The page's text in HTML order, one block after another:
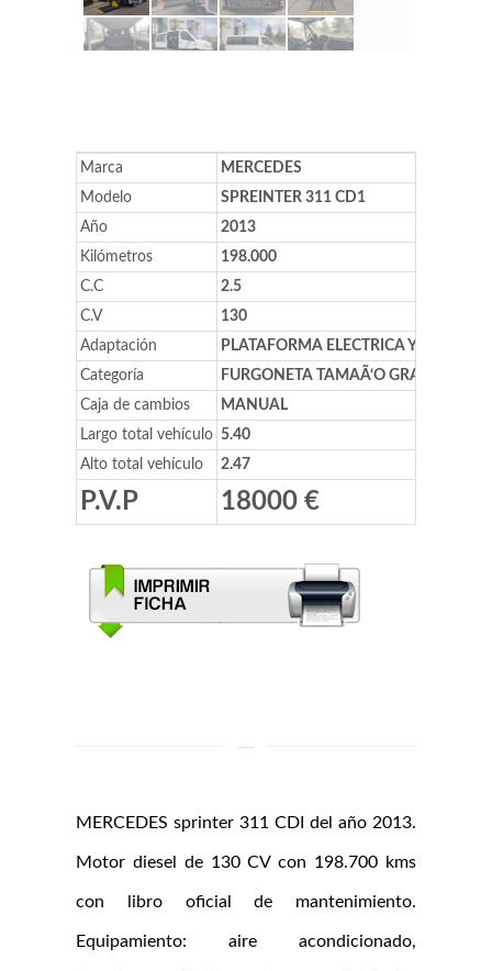
Marca
MERCEDES
Modelo
SPREINTER 311 CD1
Año
2013
Kilómetros
198.000
C.C
2.5
C.V
130
Adaptación
PLATAFORMA ELECTRICA Y
Categoría
FURGONETA TAMAÃ‘O GRANDE
Caja de cambios
MANUAL
Largo total vehículo 5.40
Alto total vehículo
2.47
P.V.P 18000 €
MERCEDES sprinter 311 CDI del año 2013.
Motor diesel de 130 CV con 198.700 kms
con libro oficial de mantenimiento.
Equipamiento: aire acondicionado,